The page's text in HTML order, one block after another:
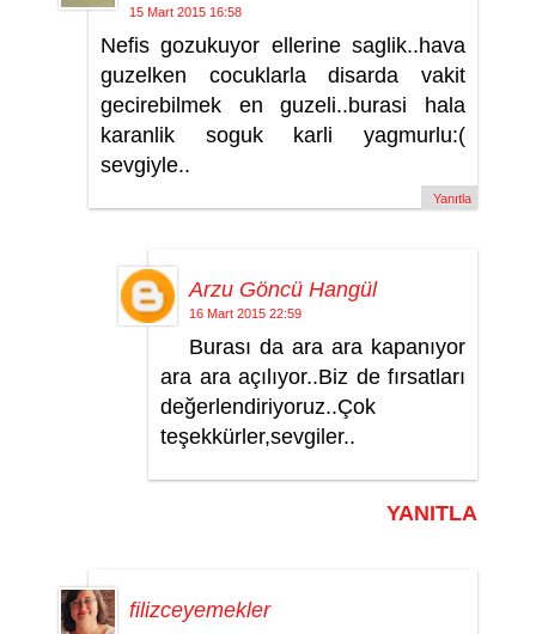
15 Mart 2015 16:58
Nefis gozukuyor ellerine saglik..hava
guzelken cocuklarla disarda vakit
gecirebilmek en guzeli..burasi hala
karanlik soguk karli yagmurlu:(
sevgiyle..
Yanıtla
Arzu Göncü Hangül
16 Mart 2015 22:59
Burası da ara ara kapanıyor
ara ara açılıyor..Biz de fırsatları
değerlendiriyoruz..Çok
teşekkürler,sevgiler..
YANITLA
filizceyemekler